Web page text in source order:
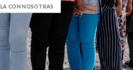
HABLA CON NOSOTRAS